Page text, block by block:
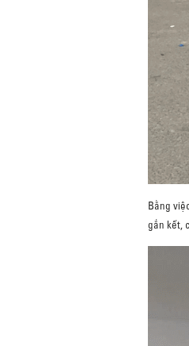
Bằng
gắn kết,